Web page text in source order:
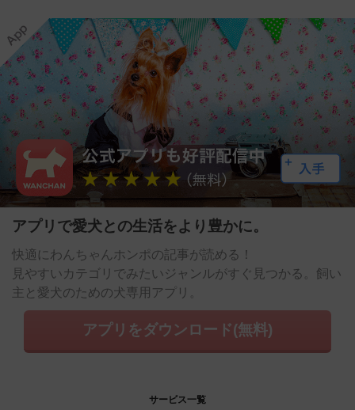
アプリで愛犬との生活をより豊かに。
快適にわんちゃんホンポの記事が読める！
見やすいカテゴリでみたいジャンルがすぐ見つかる。飼い
主と愛犬のための犬専用アプリ。
アプリをダウンロード(無料)
サービス一覧